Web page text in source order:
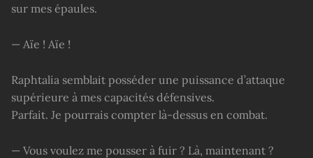
sur mes épaules.
— Aïe ! Aïe !
Raphtalia semblait posséder une puissance d’attaque
supérieure à mes capacités défensives.
Parfait. Je pourrais compter là-dessus en combat.
— Vous voulez me pousser à fuir ? Là, maintenant ?